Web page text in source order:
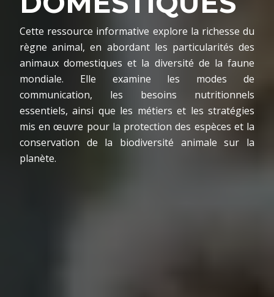
Cette ressource informative explore la richesse du
règne animal, en abordant les particularités des
animaux domestiques et la diversité de la faune
mondiale. Elle examine les modes de
communication, les besoins nutritionnels
essentiels, ainsi que les métiers et les stratégies
mis en œuvre pour la protection des espèces et la
conservation de la biodiversité animale sur la
planète.